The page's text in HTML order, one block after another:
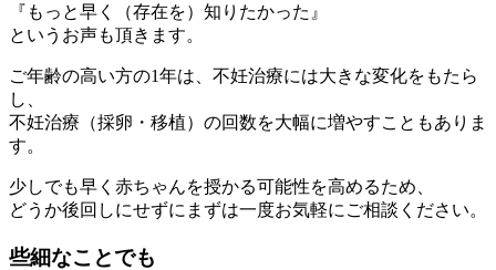
『もっと早く（存在を）知りたかった』
というお声も頂きます。
ご年齢の高い方の1年は、不妊治療には大きな変化をもたら
し、
不妊治療（採卵・移植）の回数を大幅に増やすこともありま
す。
少しでも早く赤ちゃんを授かる可能性を高めるため、
どうか後回しにせずにまずは一度お気軽にご相談ください。
些細なことでも